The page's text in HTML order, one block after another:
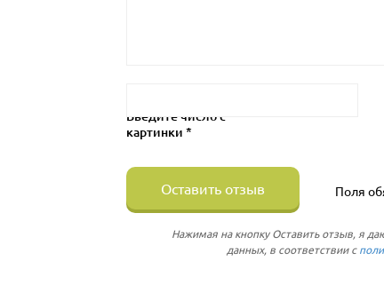
Введите число с
картинки *
Оставить отзыв Поля
Нажимая на кнопку Оставить отзыв, я
данных, в соответствии с